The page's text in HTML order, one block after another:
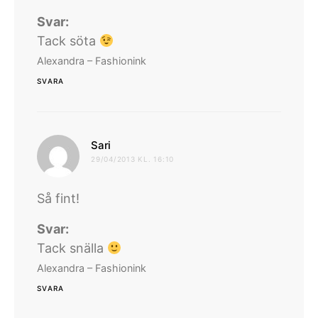
Svar:
Tack söta
Alexandra – Fashionink
SVARA
Sari
29/04/2013 KL. 16:10
Så fint!
Svar:
Tack snälla
Alexandra – Fashionink
SVARA